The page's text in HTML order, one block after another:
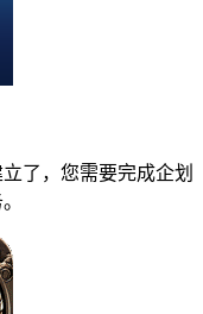
了，您需要完成企划